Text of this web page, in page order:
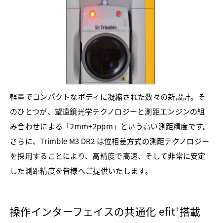
軽量でコンパクトなボディに凝縮された数々の新設計。そ
のひとつが、望遠鏡光学テクノロジーと測距エンジンの組
み合わせによる「2mm+2ppm」という高い測距精度です。
さらに、Trimble M3 DR2 は位相差方式の測距テクノロジー
を採用することにより、高精度で高速、そして非常に安定
した測距精度を皆様へご提供いたします。
操作インターフェイスの共通化 efit+搭載